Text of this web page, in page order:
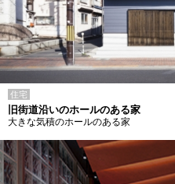
住宅
旧街道沿いのホールのある家
大きな気積のホールのある家